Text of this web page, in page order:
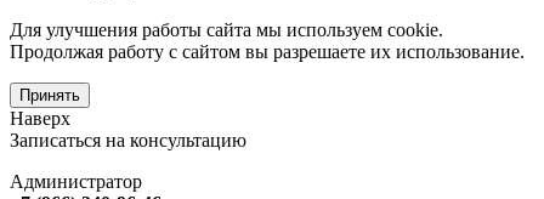
Для улучшения работы сайта мы используем cookie.
Продолжая работу с сайтом вы разрешаете их использование.
Принять
Наверх
Записаться на консультацию
Администратор